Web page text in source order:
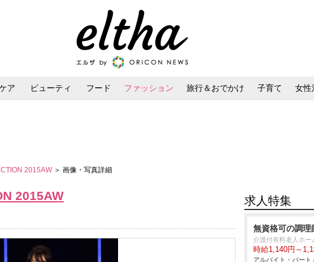
ア ビューティ フード ファッション 旅行＆おでかけ 子育て 女性
2015AW ＞ 画像・写真詳細
2015AW 求人特集
無資格可の調理
介護付有料老人ホー
時給1,140円～
アルバイト・パート